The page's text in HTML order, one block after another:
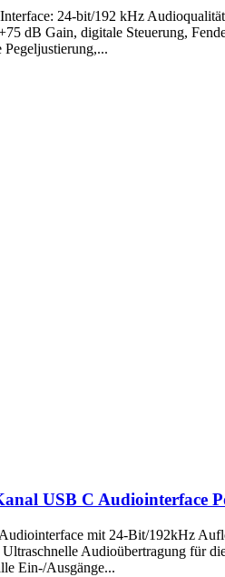
24-bit/192 kHz
dB Gain, digitale Steuerung,
USB C Audiointerface
mit 24-Bit/192kHz
Audioübertragung für
Ein-/Ausgänge...